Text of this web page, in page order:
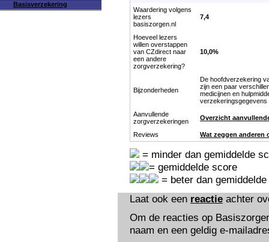
Basisverzekering
Waardering volgens
lezers
basiszorgen.nl
7,4
Hoeveel lezers
willen overstappen
van CZdirect naar
een andere
zorgverzekering?
10,0%
Bijzonderheden
De hoofdverzekering
zijn een paar
medicijnen en
verzekeringsgegevens
Aanvullende
zorgverzekeringen
Overzicht
Reviews Wat zeggen anderen
= minder dan gemiddelde
= gemiddelde score
= beter dan
Laat ook een reactie achter
Om de reacties op
naam en een geldig e-